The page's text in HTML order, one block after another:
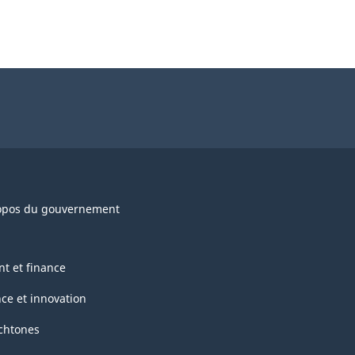
du gouvernement
et finance
et innovation